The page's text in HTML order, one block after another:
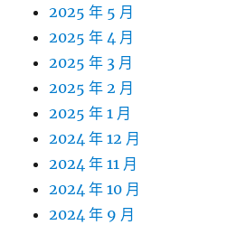
2025 年 5 月
2025 年 4 月
2025 年 3 月
2025 年 2 月
2025 年 1 月
2024 年 12 月
2024 年 11 月
2024 年 10 月
2024 年 9 月